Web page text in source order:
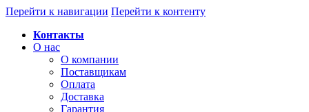
Перейти к навигации Перейти к контенту
Контакты
О нас
О компании
Поставщикам
Оплата
Доставка
Гарантия